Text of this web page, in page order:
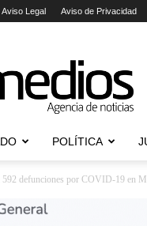
Aviso Legal Aviso de Privacidad
Agencia
de
Noticias
POLÍTICA
defunciones por COVID-19 en